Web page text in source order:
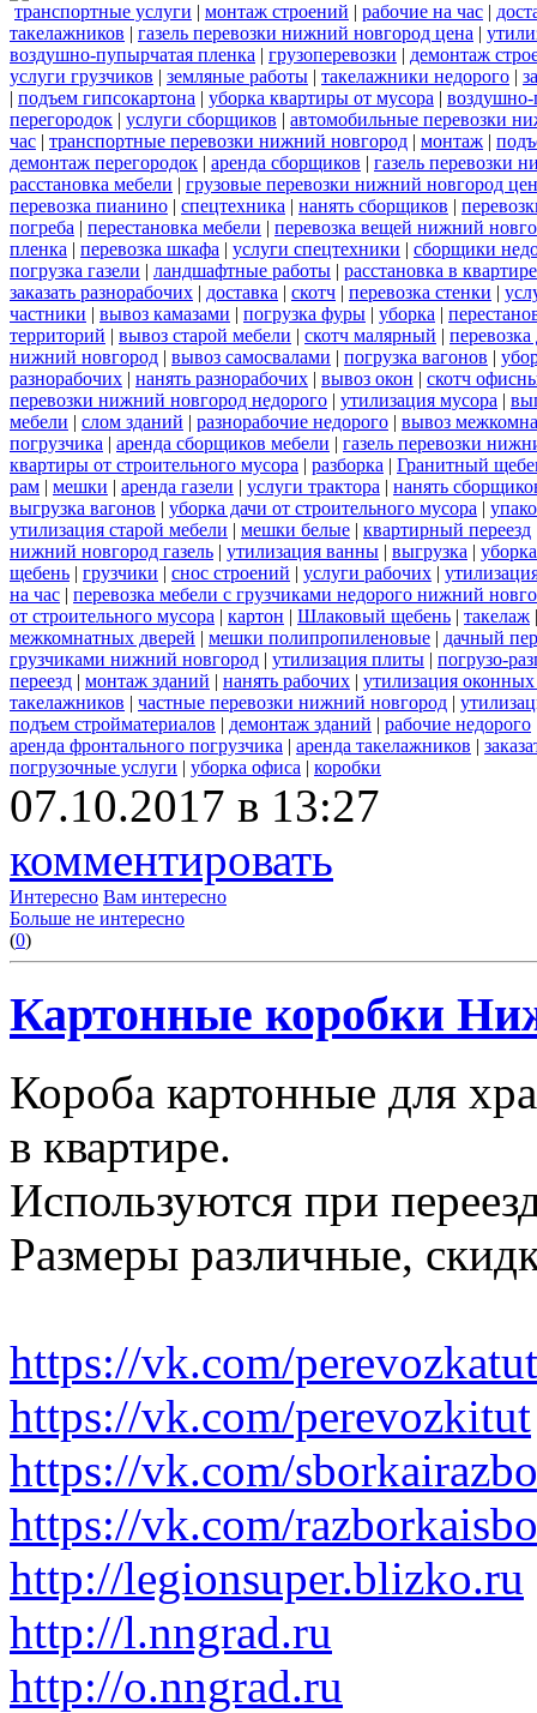
транспортные услуги | монтаж строений | рабочие на час |
такелажников | газель перевозки нижний новгород цена |
воздушно-пупырчатая пленка | грузоперевозки | демонтаж
услуги грузчиков | земляные работы | такелажники недорого |
| подъем гипсокартона | уборка квартиры от мусора | воздушно-
перегородок | услуги сборщиков | автомобильные перевозки
час | транспортные перевозки нижний новгород | монтаж |
демонтаж перегородок | аренда сборщиков | газель перевозки
расстановка мебели | грузовые перевозки нижний новгород
перевозка пианино | спецтехника | нанять сборщиков |
погреба | перестановка мебели | перевозка вещей нижний
пленка | перевозка шкафа | услуги спецтехники | сборщики
погрузка газели | ландшафтные работы | расстановка в квартире
заказать разнорабочих | доставка | скотч | перевозка стенки |
частники | вывоз камазами | погрузка фуры | уборка |
территорий | вывоз старой мебели | скотч малярный |
нижний новгород | вывоз самосвалами | погрузка вагонов |
разнорабочих | нанять разнорабочих | вывоз окон | скотч
перевозки нижний новгород недорого | утилизация мусора |
мебели | слом зданий | разнорабочие недорого | вывоз
погрузчика | аренда сборщиков мебели | газель перевозки
квартиры от строительного мусора | разборка | Гранитный
рам | мешки | аренда газели | услуги трактора | нанять
выгрузка вагонов | уборка дачи от строительного мусора |
утилизация старой мебели | мешки белые | квартирный переезд
нижний новгород газель | утилизация ванны | выгрузка |
щебень | грузчики | снос строений | услуги рабочих |
на час | перевозка мебели с грузчиками недорого нижний
от строительного мусора | картон | Шлаковый щебень | такелаж
межкомнатных дверей | мешки полипропиленовые | дачный
грузчиками нижний новгород | утилизация плиты | погрузо-
переезд | монтаж зданий | нанять рабочих | утилизация
такелажников | частные перевозки нижний новгород |
подъем стройматериалов | демонтаж зданий | рабочие недорого
аренда фронтального погрузчика | аренда такелажников |
погрузочные услуги | уборка офиса | коробки
07.10.2017 в 13:27
комментировать
Интересно Вам интересно
Больше не интересно
(0)
Картонные коробки
Короба картонные для
в квартире.
Используются при
Размеры различные,
https://vk.com/perevozkatut
https://vk.com/perevozkitut
https://vk.com/
https://vk.com/
http://legionsuper.blizko.ru
http://l.nngrad.ru
http://o.nngrad.ru